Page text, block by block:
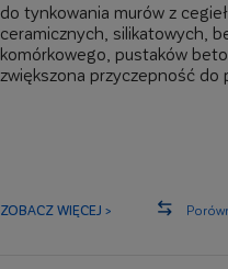
do tynkowania murów z cegieł
ceramicznych, silikatowych,
komórkowego, pustaków
zwiększona przyczepność do
ZOBACZ WIĘCEJ >